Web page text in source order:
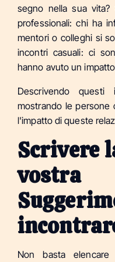
segno nella sua vita?
professionali: chi ha
mentori o colleghi si
incontri casuali: ci
hanno avuto un
Descrivendo questi
mostrando le persone
l'impatto di queste
Scrivere
Non basta